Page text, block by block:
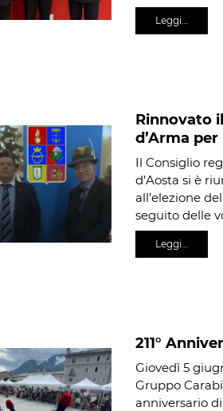
Leggi…
Rinnovato
d’Arma
Il Consiglio
d’Aosta si è
all’elezione
seguito delle
Leggi…
211°
Giovedì 5
Gruppo
anniversario